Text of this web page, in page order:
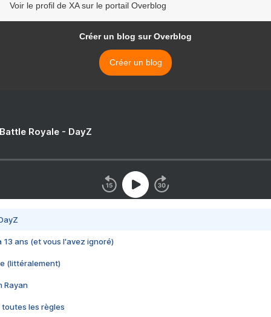
Voir le profil de XA sur le portail Overblog
Créer un blog sur Overblog
Créer un blog
Royale - DayZ
13 ans (et vous l'avez ignoré)
(littéralement)
Rayan
toutes les règles